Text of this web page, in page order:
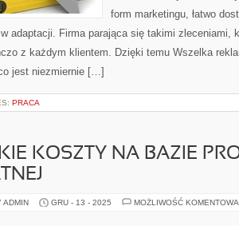
form marketingu, łatwo
w adaptacji. Firma parająca się takimi zleceniami,
z każdym klientem. Dzięki temu Wszelka
jest niezmiernie […]
PRACA
KOSZTY NA BAZIE
ADMIN GRU - 13 - 2025 MOŻLIWOŚĆ